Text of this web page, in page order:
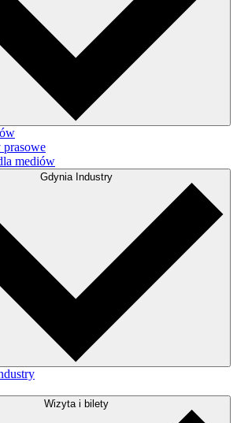
prasowe
mediów
Gdynia Industry
Wizyta i bilety